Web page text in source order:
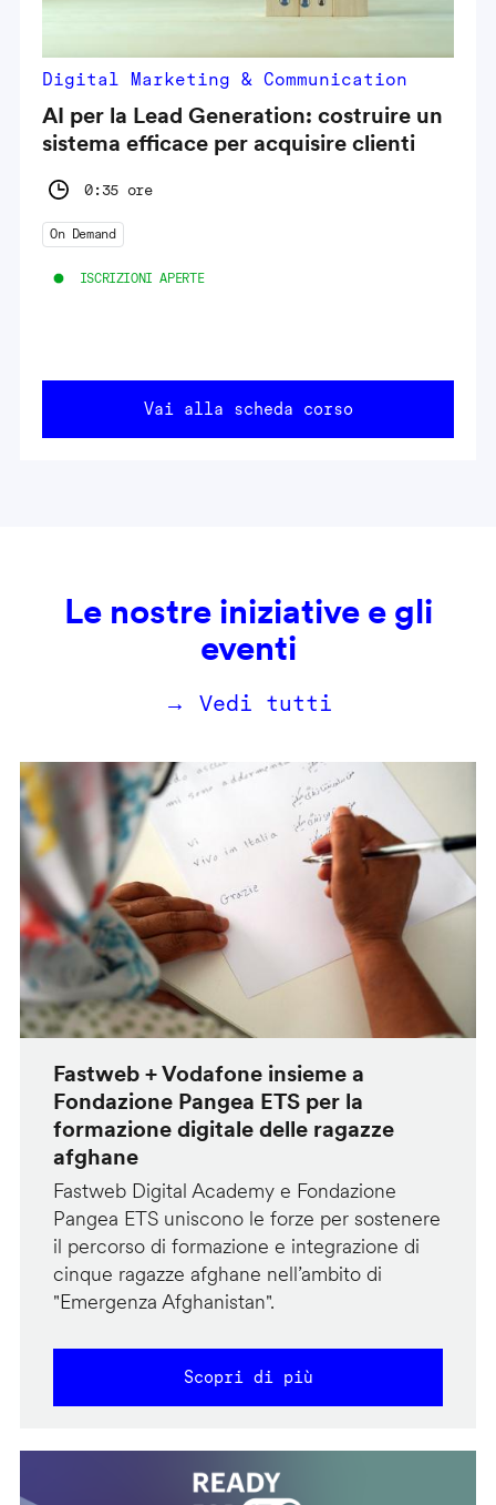
Digital Marketing & Communication
AI per la Lead Generation: costruire un
sistema efficace per acquisire clienti
0:35 ore
On Demand
ISCRIZIONI APERTE
Vai alla scheda corso
Le nostre iniziative e gli
eventi
→ Vedi tutti
Fastweb + Vodafone insieme a
Fondazione Pangea ETS per la
formazione digitale delle ragazze
afghane
Fastweb Digital Academy e Fondazione
Pangea ETS uniscono le forze per sostenere
il percorso di formazione e integrazione di
cinque ragazze afghane nell’ambito di
"Emergenza Afghanistan".
Scopri di più